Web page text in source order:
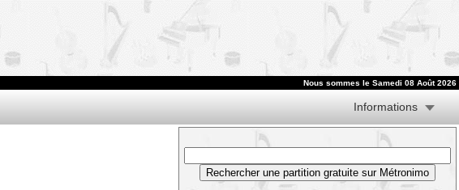
Nous sommes le Samedi 08 Août 2026
Informations